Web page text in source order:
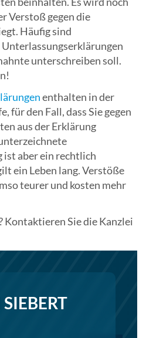
Verstoß gegen die
Häufig sind
unterschreiben soll.
enthalten in der
für den Fall, dass Sie gegen
aus der Erklärung
aber ein rechtlich
ein Leben lang. Verstöße
teurer und kosten mehr
Kontaktieren Sie die Kanzlei